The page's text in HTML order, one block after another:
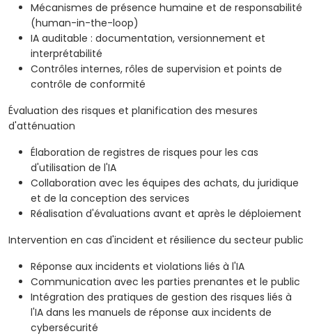
Mécanismes de présence humaine et de responsabilité
(human-in-the-loop)
IA auditable : documentation, versionnement et
interprétabilité
Contrôles internes, rôles de supervision et points de
contrôle de conformité
Évaluation des risques et planification des mesures
d'atténuation
Élaboration de registres de risques pour les cas
d'utilisation de l'IA
Collaboration avec les équipes des achats, du juridique
et de la conception des services
Réalisation d'évaluations avant et après le déploiement
Intervention en cas d'incident et résilience du secteur public
Réponse aux incidents et violations liés à l'IA
Communication avec les parties prenantes et le public
Intégration des pratiques de gestion des risques liés à
l'IA dans les manuels de réponse aux incidents de
cybersécurité